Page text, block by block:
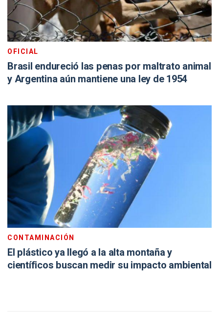
OFICIAL
Brasil endureció las penas por maltrato animal
y Argentina aún mantiene una ley de 1954
CONTAMINACIÓN
El plástico ya llegó a la alta montaña y
científicos buscan medir su impacto ambiental